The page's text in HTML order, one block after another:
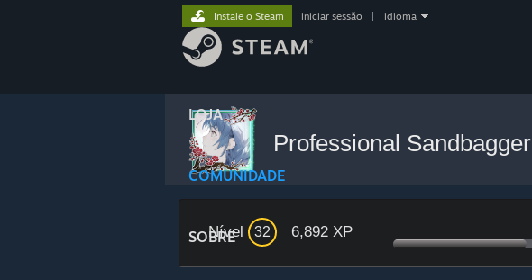
LOJA
COMUNIDADE
SOBRE
Instale o Steam iniciar sessão idioma
Professional Sandbagger
Nível 32 6,892 XP